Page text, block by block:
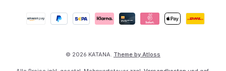
© 2026 KATANA. Theme by Atloss